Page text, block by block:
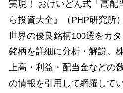
実現！ おけいどん式「高配
ら投資大全』（PHP研究所）
世界の優良銘柄100選をカ
銘柄を詳細に分析・解説。
上高・利益・配当金などの
の情報を引用して網羅して